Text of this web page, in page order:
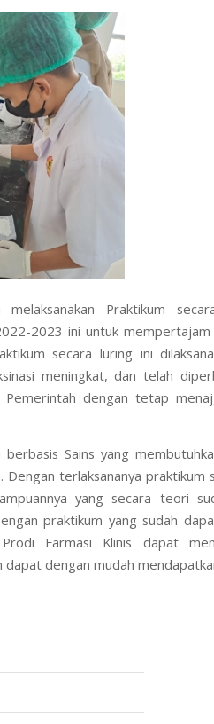
Praktikum
2023 ini untuk
secara luring ini
meningkat, dan telah
dengan tetap
Sains yang
terlaksananya praktikum
yang secara teori
praktikum yang sudah
Farmasi Klinis dapat
dengan mudah